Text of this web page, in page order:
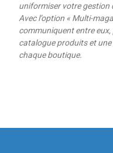
uniformiser votre gestion
Avec l’option « Multi-
communiquent entre
catalogue produits et
chaque boutique.